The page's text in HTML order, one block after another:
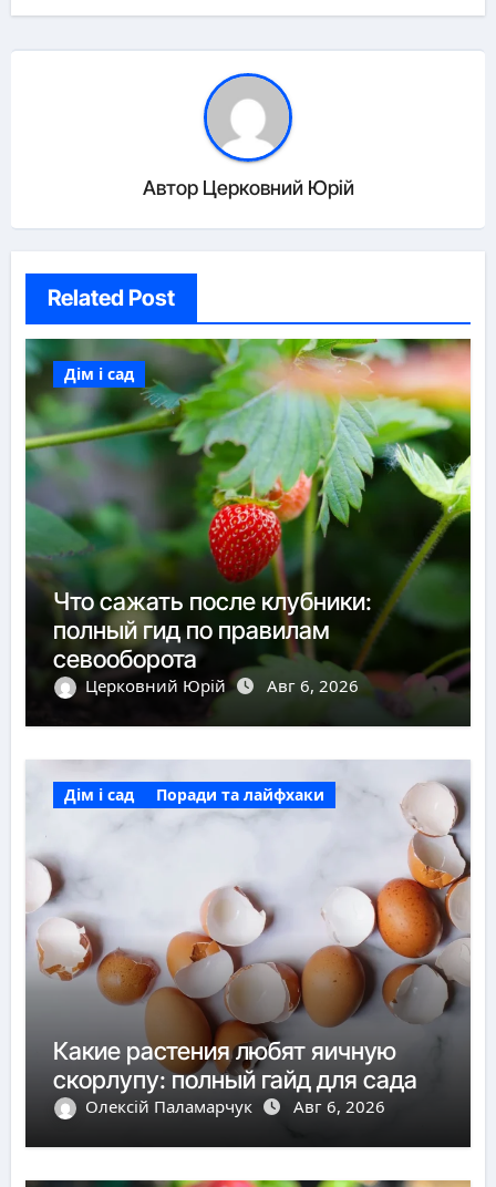
Автор Церковний Юрій
Related Post
Дім і сад
Что сажать после клубники:
полный гид по правилам
севооборота
Церковний Юрій Авг 6, 2026
Дім і сад Поради та лайфхаки
Какие растения любят яичную
скорлупу: полный гайд для сада
Олексій Паламарчук Авг 6, 2026